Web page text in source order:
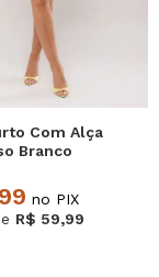
Com Alça
Branco
no PIX
R$ 59,99